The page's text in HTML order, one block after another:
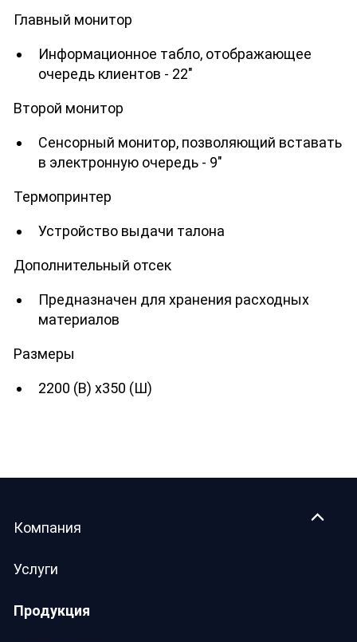
Главный монитор
Информационное табло, отображающее
очередь клиентов - 22"
Второй монитор
Сенсорный монитор, позволяющий вставать
в электронную очередь - 9"
Термопринтер
Устройство выдачи талона
Дополнительный отсек
Предназначен для хранения расходных
материалов
Размеры
2200 (В) х350 (Ш)
Компания
Услуги
Продукция